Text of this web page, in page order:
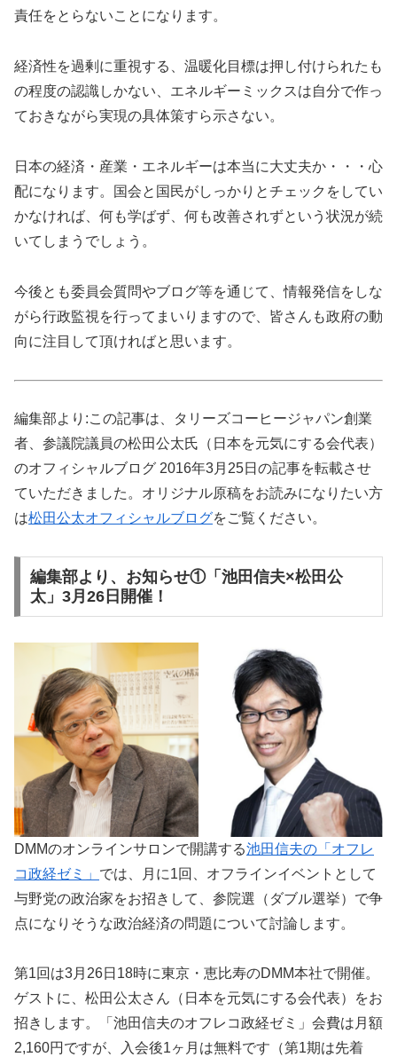
責任をとらないことになります。
経済性を過剰に重視する、温暖化目標は押し付けられたも
の程度の認識しかない、エネルギーミックスは自分で作っ
ておきながら実現の具体策すら示さない。
日本の経済・産業・エネルギーは本当に大丈夫か・・・心
配になります。国会と国民がしっかりとチェックをしてい
かなければ、何も学ばず、何も改善されずという状況が続
いてしまうでしょう。
今後とも委員会質問やブログ等を通じて、情報発信をしな
がら行政監視を行ってまいりますので、皆さんも政府の動
向に注目して頂ければと思います。
編集部より:この記事は、タリーズコーヒージャパン創業
者、参議院議員の松田公太氏（日本を元気にする会代表）
のオフィシャルブログ 2016年3月25日の記事を転載させ
ていただきました。オリジナル原稿をお読みになりたい方
は松田公太オフィシャルブログをご覧ください。
編集部より、お知らせ①「池田信夫×松田公
太」3月26日開催！
DMMのオンラインサロンで開講する池田信夫の「オフレ
コ政経ゼミ」 では、月に1回、オフラインイベントとして
与野党の政治家をお招きして、参院選（ダブル選挙）で争
点になりそうな政治経済の問題について討論します。
第1回は3月26日18時に東京・恵比寿のDMM本社で開催。
ゲストに、松田公太さん（日本を元気にする会代表）をお
招きします。「池田信夫のオフレコ政経ゼミ」会費は月額
2,160円ですが、入会後1ヶ月は無料です（第1期は先着